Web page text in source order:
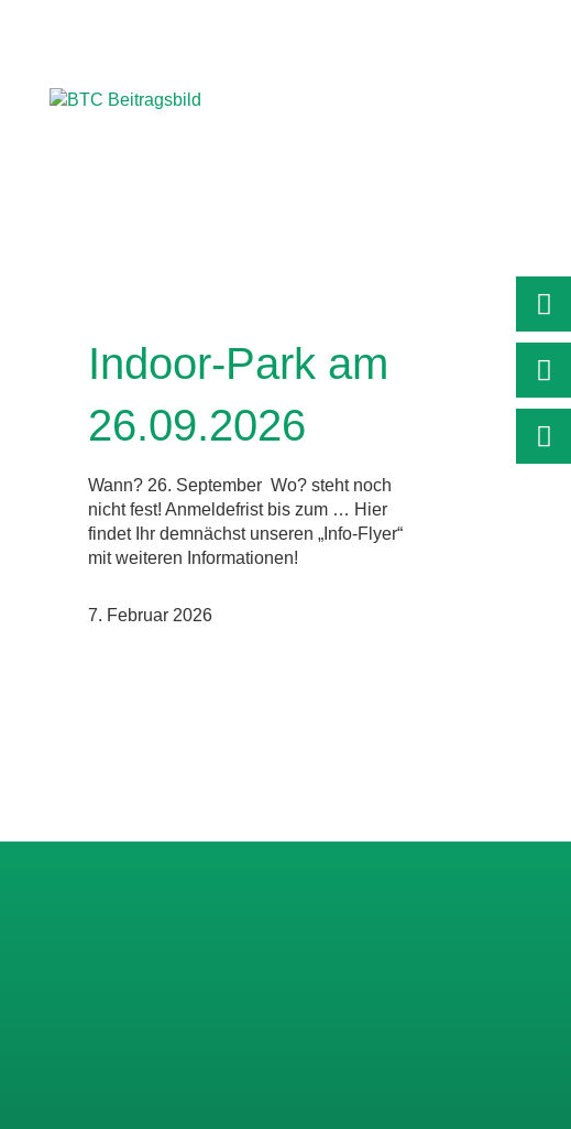
Indoor-Park am
26.09.2026
Wann? 26. September Wo? steht noch
nicht fest! Anmeldefrist bis zum … Hier
findet Ihr demnächst unseren „Info-Flyer“
mit weiteren Informationen!
7. Februar 2026